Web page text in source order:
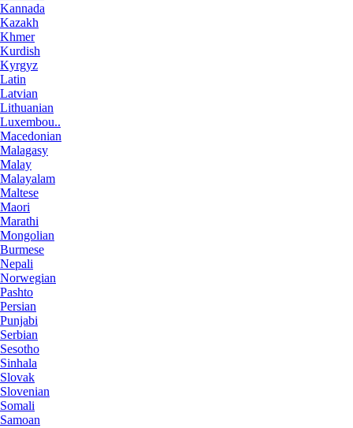
Kannada
Kazakh
Khmer
Kurdish
Kyrgyz
Latin
Latvian
Lithuanian
Luxembou..
Macedonian
Malagasy
Malay
Malayalam
Maltese
Maori
Marathi
Mongolian
Burmese
Nepali
Norwegian
Pashto
Persian
Punjabi
Serbian
Sesotho
Sinhala
Slovak
Slovenian
Somali
Samoan